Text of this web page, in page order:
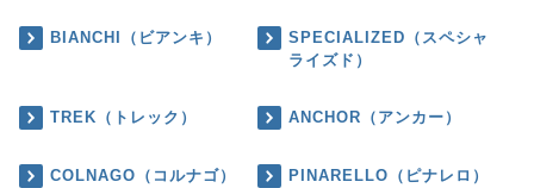
BIANCHI（ビアンキ）
SPECIALIZED（スペシャ
ライズド）
TREK（トレック） ANCHOR（アンカー）
COLNAGO（コルナゴ） PINARELLO（ピナレロ）